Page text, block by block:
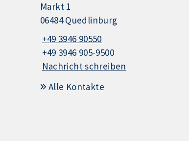
Markt 1
06484 Quedlinburg
+49 3946 90550
+49 3946 905-9500
Nachricht schreiben
Alle Kontakte